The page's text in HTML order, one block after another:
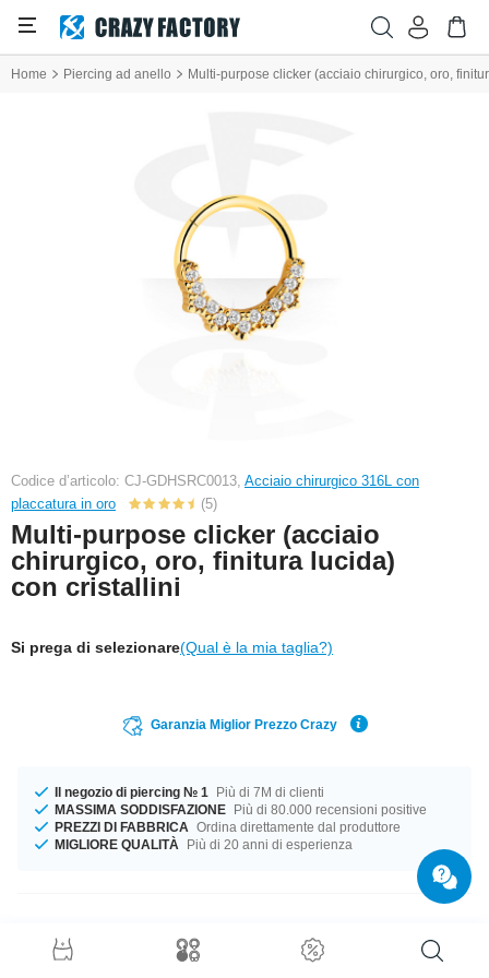
Home Piercing ad anello Multi-purpose clicker (acciaio chirurgico, oro,
Codice d’articolo: CJ-GDHSRC0013, Acciaio chirurgico 316L con
placcatura in oro
(5)
Multi-purpose clicker (acciaio
chirurgico, oro, finitura lucida)
con cristallini
Si prega di selezionare(Qual è la mia taglia?)
Garanzia Miglior Prezzo Crazy
Il negozio di piercing № 1
Più di 7M di clienti
MASSIMA SODDISFAZIONE Più di 80.000 recensioni positive
PREZZI DI FABBRICA Ordina direttamente dal produttore
MIGLIORE QUALITÀ
Più di 20 anni di esperienza
Dettagli prodotto